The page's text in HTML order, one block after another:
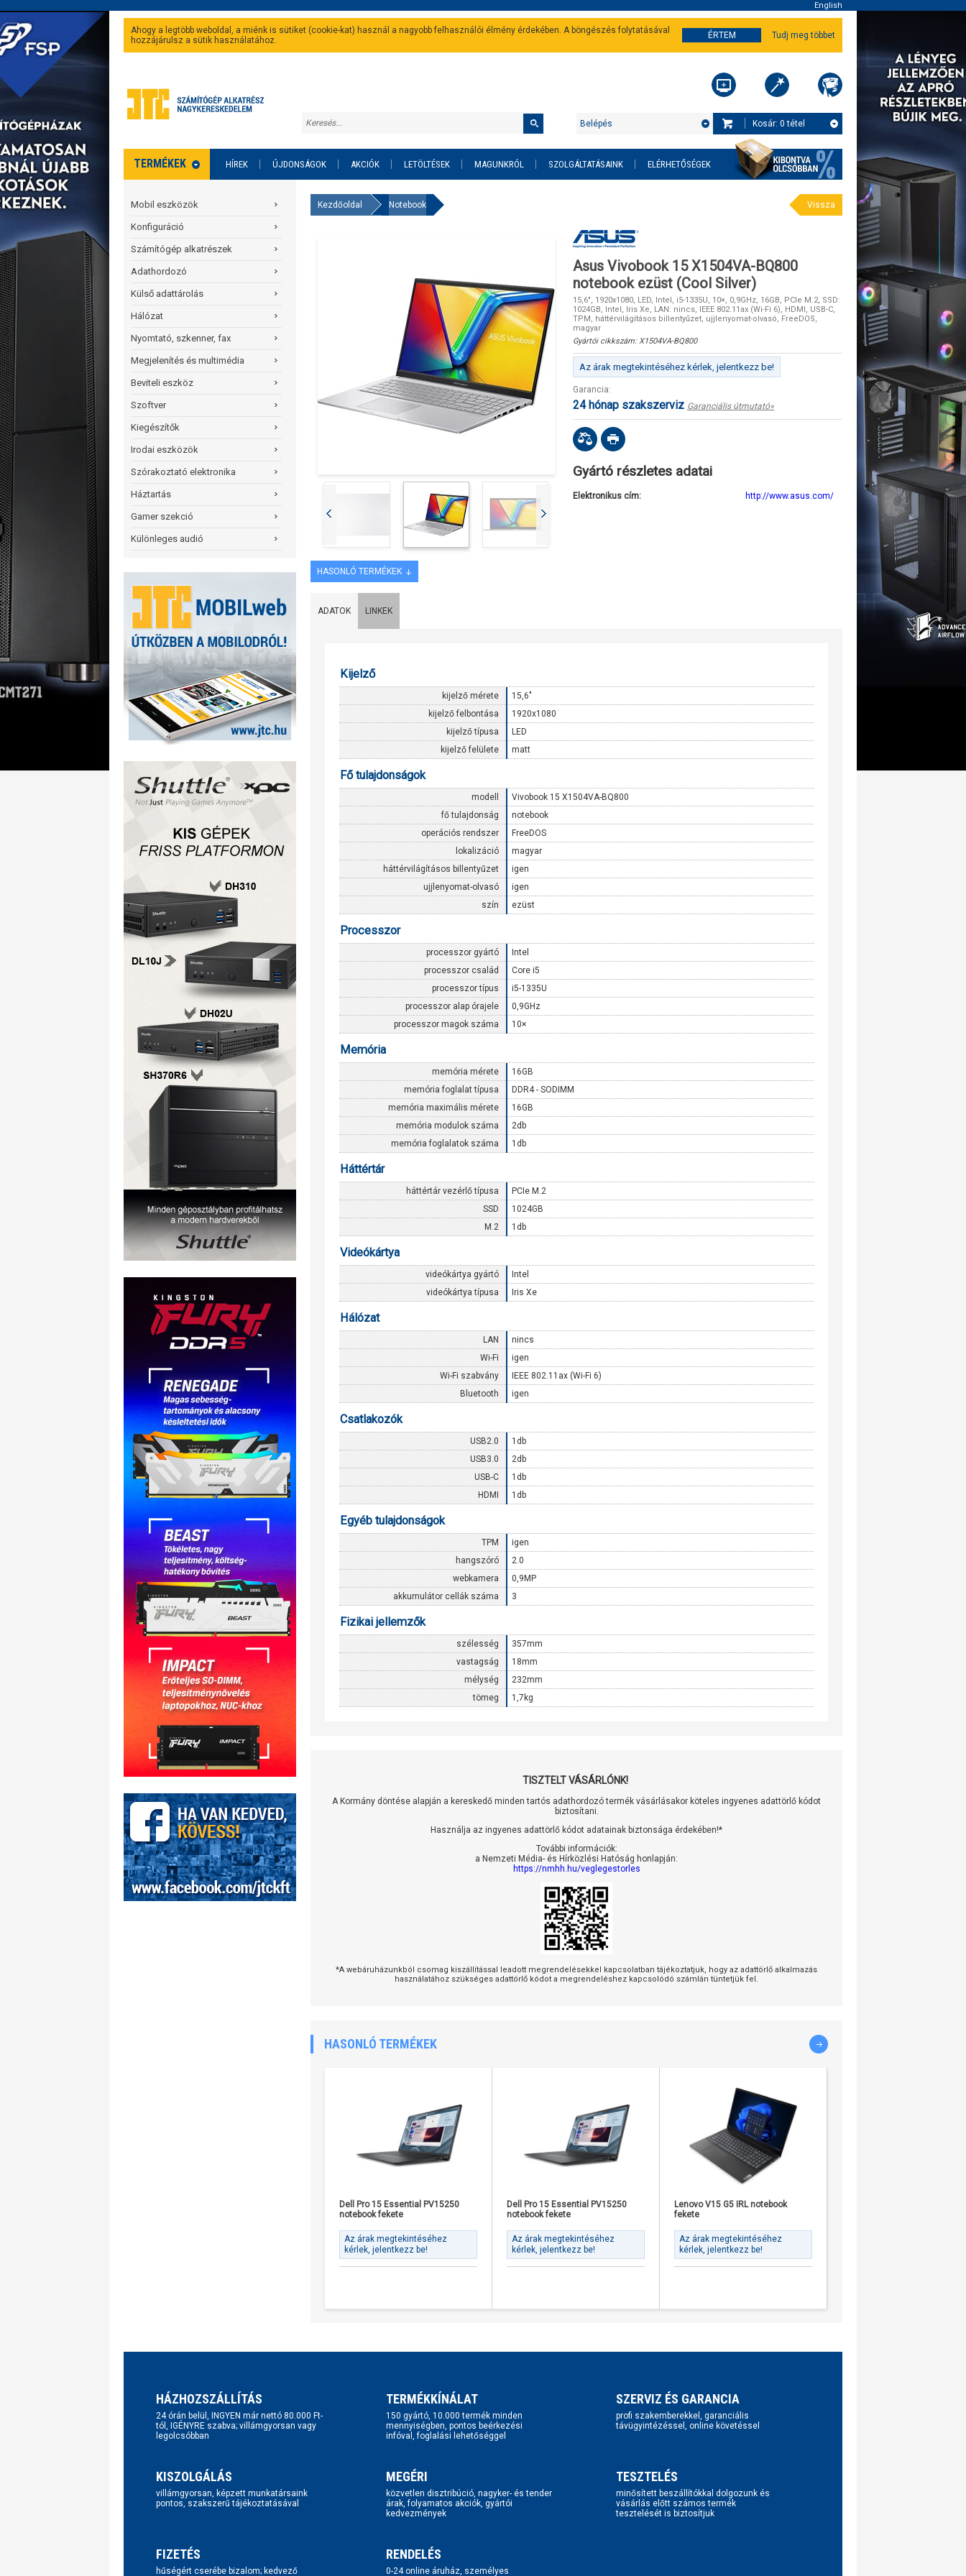
English
Ahogy a legtöbb weboldal, a miénk is sütiket (cookie-kat) használ a nagyobb felhasználói élmény érdekében. A böngészés folytatásával
hozzájárulsz a sütik használatához.
ÉRTEM Tudj meg többet
Kosár: 0 tétel
Belépés
TERMÉKEK HÍREK ÚJDONSÁGOK AKCIÓK LETÖLTÉSEK MAGUNKRÓL SZOLGÁLTATÁSAINK ELÉRHETŐSÉGEK
Mobil eszközök
Konfiguráció
Számítógép alkatrészek
Adathordozó
Külső adattárolás
Hálózat
Nyomtató, szkenner, fax
Megjelenítés és multimédia
Beviteli eszköz
Szoftver
Kiegészítők
Irodai eszközök
Szórakoztató elektronika
Háztartás
Gamer szekció
Különleges audió
Kezdőoldal Notebook Vissza
Asus Vivobook 15 X1504VA-BQ800
notebook ezüst (Cool Silver)
15,6", 1920x1080, LED, Intel, i5-1335U, 10×, 0,9GHz, 16GB, PCIe M.2, SSD:
1024GB, Intel, Iris Xe, LAN: nincs, IEEE 802.11ax (Wi-Fi 6), HDMI, USB-C,
TPM, háttérvilágításos billentyűzet, ujjlenyomat-olvasó, FreeDOS,
magyar
Gyártói cikkszám:X1504VA-BQ800
Az árak megtekintéséhez kérlek, jelentkezz be!
Garancia:
24 hónap szakszerviz Garanciális útmutató»
Gyártó részletes adatai
Elektronikus cím: http://www.asus.com/
HASONLÓ TERMÉKEK
ADATOK LINKEK
Kijelző
kijelző mérete
15,6"
kijelző felbontása
1920x1080
kijelző típusa
LED
kijelző felülete
matt
Fő tulajdonságok
modell
Vivobook 15 X1504VA-BQ800
fő tulajdonság
notebook
operációs rendszer
FreeDOS
lokalizáció
magyar
háttérvilágításos billentyűzet
igen
ujjlenyomat-olvasó
igen
szín
ezüst
Processzor
processzor gyártó
Intel
processzor család
Core i5
processzor típus
i5-1335U
processzor alap órajele
0,9GHz
processzor magok száma
10×
Memória
memória mérete
16GB
memória foglalat típusa
DDR4 - SODIMM
memória maximális mérete
16GB
memória modulok száma
2db
memória foglalatok száma
1db
Háttértár
háttértár vezérlő típusa
PCIe M.2
SSD
1024GB
M.2
1db
Videókártya
videókártya gyártó
Intel
videókártya típusa
Iris Xe
Hálózat
LAN
nincs
Wi-Fi
igen
Wi-Fi szabvány
IEEE 802.11ax (Wi-Fi 6)
Bluetooth
igen
Csatlakozók
USB2.0
1db
USB3.0
2db
USB-C
1db
HDMI
1db
Egyéb tulajdonságok
TPM
igen
hangszóró
2.0
webkamera
0,9MP
akkumulátor cellák száma
3
Fizikai jellemzők
szélesség
357mm
vastagság
18mm
mélység
232mm
tömeg
1,7kg
TISZTELT VÁSÁRLÓNK!
A Kormány döntése alapján a kereskedő minden tartós adathordozó termék vásárlásakor köteles ingyenes adattörlő kódot
biztosítani.
Használja az ingyenes adattörlő kódot adatainak biztonsága érdekében!*
További információk:
a Nemzeti Média- és Hírközlési Hatóság honlapján:
https://nmhh.hu/veglegestorles
*A webáruházunkból csomag kiszállítással leadott megrendelésekkel kapcsolatban tájékoztatjuk, hogy az adattörlő alkalmazás
használatához szükséges adattörlő kódot a megrendeléshez kapcsolódó számlán tüntetjük fel.
HASONLÓ TERMÉKEK
Dell Pro 15 Essential PV15250
notebook fekete
Az árak megtekintéséhez
kérlek, jelentkezz be!
Dell Pro 15 Essential PV15250
notebook fekete
Az árak megtekintéséhez
kérlek, jelentkezz be!
Lenovo V15 G5 IRL notebook
fekete
Az árak megtekintéséhez
kérlek, jelentkezz be!
HÁZHOZSZÁLLÍTÁS
24 órán belül, INGYEN már nettó 80.000 Ft-
tól, IGÉNYRE szabva; villámgyorsan vagy
legolcsóbban
TERMÉKKÍNÁLAT
150 gyártó, 10.000 termék minden
mennyiségben, pontos beérkezési
infóval, foglalási lehetőséggel
SZERVIZ ÉS GARANCIA
profi szakemberekkel, garanciális
távügyintézéssel, online követéssel
KISZOLGÁLÁS
villámgyorsan, képzett munkatársaink
pontos, szakszerű tájékoztatásával
MEGÉRI
közvetlen disztribúció, nagyker- és tender
árak, folyamatos akciók, gyártói
kedvezmények
TESZTELÉS
minősített beszállítókkal dolgozunk és
vásárlás előtt számos termék
tesztelését is biztosítjuk
FIZETÉS
hűségért cserébe bizalom; kedvező
RENDELÉS
0-24 online áruház, személyes